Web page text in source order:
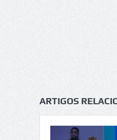
ARTIGOS